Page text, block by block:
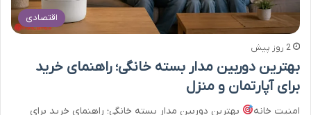
اقتصادی
2 روز پیش
بهترین دوربین مدار بسته خانگی؛ راهنمای خرید
برای آپارتمان و منزل
امنیت خانه
بهترین دوربین مدار بسته خانگی؛ راهنمای خرید برای